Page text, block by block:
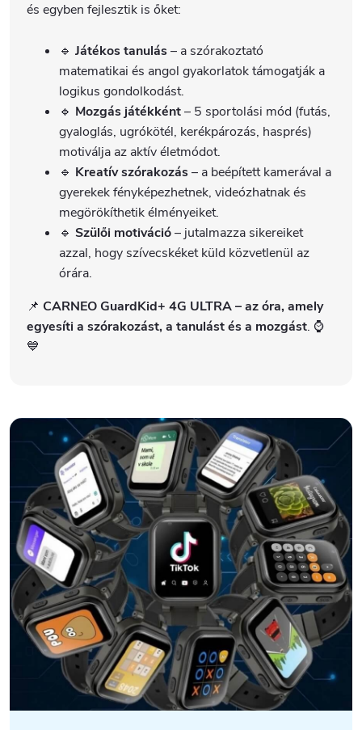
és egyben fejlesztik is őket:
🔹Játékos tanulás– a szórakoztató
matematikai és angol gyakorlatok támogatják a
logikus gondolkodást.
🔹 Mozgás játékként– 5 sportolási mód (futás,
gyaloglás, ugrókötél, kerékpározás, hasprés)
motiválja az aktív életmódot.
🔹 Kreatív szórakozás– a beépített kamerával a
gyerekek fényképezhetnek, videózhatnak és
megörökíthetik élményeiket.
🔹Szülői motiváció– jutalmazza sikereiket
azzal, hogy szívecskéket küld közvetlenül az
órára.
📌CARNEO GuardKid+ 4G ULTRA – az óra, amely
egyesíti a szórakozást, a tanulást és a mozgást. ⌚
💙